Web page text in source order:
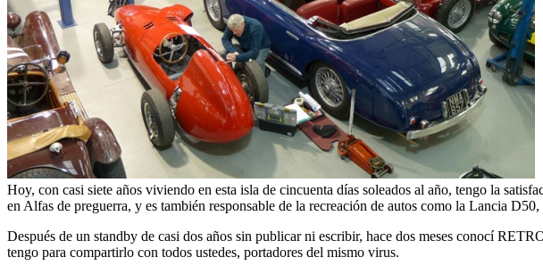
Hoy, con casi siete años viviendo en esta isla de cincuenta días soleados al año, tengo la
en Alfas de preguerra, y es también responsable de la recreación de autos como la Lancia
Después de un standby de casi dos años sin publicar ni escribir, hace dos meses conocí
tengo para compartirlo con todos ustedes, portadores del mismo virus.